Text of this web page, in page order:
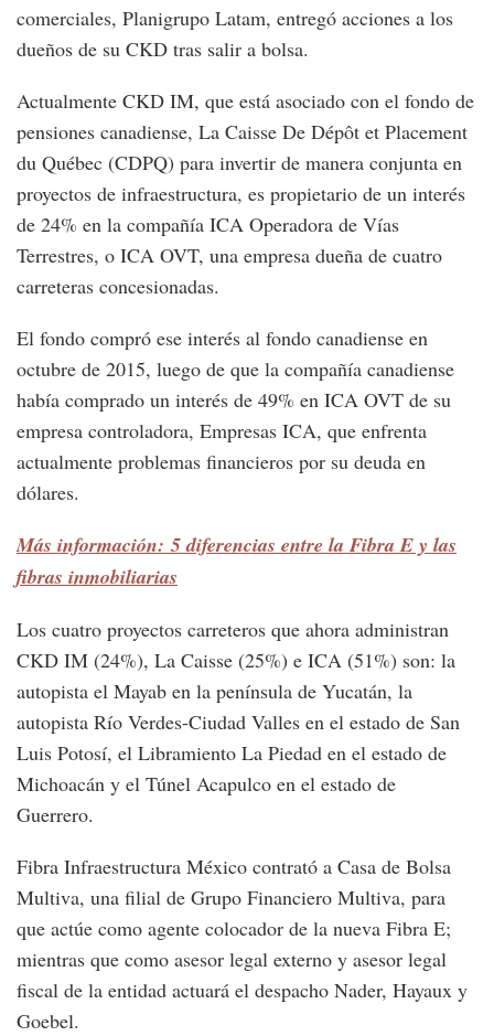
comerciales, Planigrupo Latam, entregó acciones a los
dueños de su CKD tras salir a bolsa.
Actualmente CKD IM, que está asociado con el fondo de
pensiones canadiense, La Caisse De Dépôt et Placement
du Québec (CDPQ) para invertir de manera conjunta en
proyectos de infraestructura, es propietario de un interés
de 24% en la compañía ICA Operadora de Vías
Terrestres, o ICA OVT, una empresa dueña de cuatro
carreteras concesionadas.
El fondo compró ese interés al fondo canadiense en
octubre de 2015, luego de que la compañía canadiense
había comprado un interés de 49% en ICA OVT de su
empresa controladora, Empresas ICA, que enfrenta
actualmente problemas financieros por su deuda en
dólares.
Más información: 5 diferencias entre la Fibra E y las
fibras inmobiliarias
Los cuatro proyectos carreteros que ahora administran
CKD IM (24%), La Caisse (25%) e ICA (51%) son: la
autopista el Mayab en la península de Yucatán, la
autopista Río Verdes-Ciudad Valles en el estado de San
Luis Potosí, el Libramiento La Piedad en el estado de
Michoacán y el Túnel Acapulco en el estado de
Guerrero.
Fibra Infraestructura México contrató a Casa de Bolsa
Multiva, una filial de Grupo Financiero Multiva, para
que actúe como agente colocador de la nueva Fibra E;
mientras que como asesor legal externo y asesor legal
fiscal de la entidad actuará el despacho Nader, Hayaux y
Goebel.